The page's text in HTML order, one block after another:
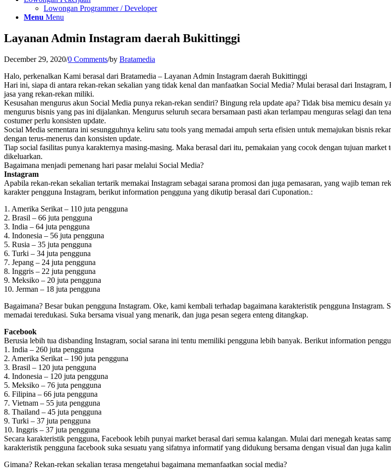
Lowongan Programmer / Developer
Menu Menu
Layanan Admin Instagram daerah Bukittinggi
December 29, 2020/0 Comments/by Bratamedia
Halo, perkenalkan Kami berasal dari Bratamedia – Layanan Admin Instagram daerah Bukittinggi
Hari ini, siapa di antara rekan-rekan sekalian yang tidak kenal dan manfaatkan Social Media? Mulai berasal dari
jasa yang rekan-rekan miliki.
Kesusahan mengurus akun Social Media punya rekan-rekan sendiri? Bingung rela update apa? Tidak bisa memicu desain
mengurus bisnis yang pas ini dijalankan. Mengurus seluruh secara bersamaan pasti akan terlampau menguras selagi dan
costumer perlu konsisten update.
Social Media sementara ini sesungguhnya keliru satu tools yang memadai ampuh serta efisien untuk memajukan bisnis
dengan terus-menerus dan konsisten update.
Tiap social fasilitas punya karakternya masing-masing. Maka berasal dari itu, pemakaian yang cocok dengan tujuan
dikeluarkan.
Bagaimana menjadi pemenang hari pasar melalui Social Media?
Instagram
Apabila rekan-rekan sekalian tertarik memakai Instagram sebagai sarana promosi dan juga pemasaran, yang wajib teman
karakter pengguna Instagram, berikut information pengguna yang dikutip berasal dari Cuponation.:
1. Amerika Serikat – 110 juta pengguna
2. Brasil – 66 juta pengguna
3. India – 64 juta pengguna
4. Indonesia – 56 juta pengguna
5. Rusia – 35 juta pengguna
6. Turki – 34 juta pengguna
7. Jepang – 24 juta pengguna
8. Inggris – 22 juta pengguna
9. Meksiko – 20 juta pengguna
10. Jerman – 18 juta pengguna
Bagaimana? Besar bukan pengguna Instagram. Oke, kami kembali terhadap bagaimana karakteristik pengguna Instagram.
memadai teredukasi. Suka bersama visual yang menarik, dan juga pesan segera enteng ditangkap.
Facebook
Berusia lebih tua disbanding Instagram, social sarana ini tentu memiliki pengguna lebih banyak. Berikut information
1. India – 260 juta pengguna
2. Amerika Serikat – 190 juta pengguna
3. Brasil – 120 juta pengguna
4. Indonesia – 120 juta pengguna
5. Meksiko – 76 juta pengguna
6. Filipina – 66 juta pengguna
7. Vietnam – 55 juta pengguna
8. Thailand – 45 juta pengguna
9. Turki – 37 juta pengguna
10. Inggris – 37 juta pengguna
Secara karakteristik pengguna, Facebook lebih punyai market berasal dari semua kalangan. Mulai dari menegah keatas
karakteristik pengguna facebook suka sesuatu yang sifatnya informatif yang didukung bersama dengan visual dan juga
Gimana? Rekan-rekan sekalian terasa mengetahui bagaimana memanfaatkan social media?